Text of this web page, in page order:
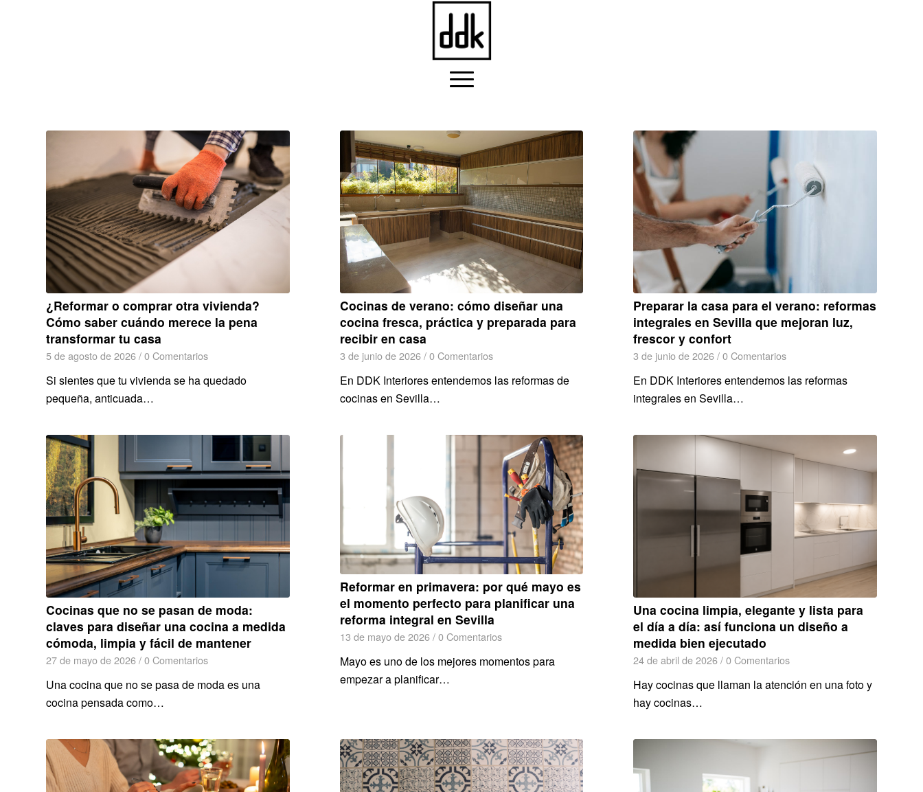
¿Reformar o comprar otra vivienda?
Cómo saber cuándo merece la pena
transformar tu casa
5 de agosto de 2026/0 Comentarios
Si sientes que tu vivienda se ha quedado
pequeña, anticuada…
Cocinas de verano: cómo diseñar una
cocina fresca, práctica y preparada para
recibir en casa
3 de junio de 2026 / 0 Comentarios
En DDK Interiores entendemos las reformas de
cocinas en Sevilla…
Preparar la casa para el verano: reformas
integrales en Sevilla que mejoran luz,
frescor y confort
3 de junio de 2026/0 Comentarios
En DDK Interiores entendemos las reformas
integrales en Sevilla…
Cocinas que no se pasan de moda:
claves para diseñar una cocina a medida
cómoda, limpia y fácil de mantener
27 de mayo de 2026/0 Comentarios
Una cocina que no se pasa de moda es una
cocina pensada como…
Reformar en primavera: por qué mayo es
el momento perfecto para planificar una
reforma integral en Sevilla
13 de mayo de 2026 / 0 Comentarios
Mayo es uno de los mejores momentos para
empezar a planificar…
Una cocina limpia, elegante y lista para
el día a día: así funciona un diseño a
medida bien ejecutado
24 de abril de 2026/0 Comentarios
Hay cocinas que llaman la atención en una foto y
hay cocinas…